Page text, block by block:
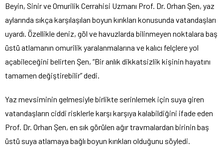
Beyin, Sinir ve Omurilik Cerrahisi Uzmanı Prof. Dr. Orhan Şen, yaz
aylarında sıkça karşılaşılan boyun kırıkları konusunda vatandaşları
uyardı. Özellikle deniz, göl ve havuzlarda bilinmeyen noktalara baş
üstü atlamanın omurilik yaralanmalarına ve kalıcı felçlere yol
açabileceğini belirten Şen, “Bir anlık dikkatsizlik kişinin hayatını
tamamen değiştirebilir” dedi.
Yaz mevsiminin gelmesiyle birlikte serinlemek için suya giren
vatandaşların ciddi risklerle karşı karşıya kalabildiğini ifade eden
Prof. Dr. Orhan Şen, en sık görülen ağır travmalardan birinin baş
üstü suya atlamaya bağlı boyun kırıkları olduğunu söyledi.